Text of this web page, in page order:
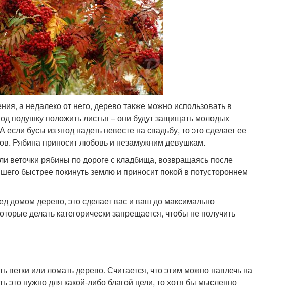
а недалеко от него, дерево также можно использовать в
подушку положить листья – они будут защищать молодых
бусы из ягод надеть невесте на свадьбу, то это сделает ее
Рябина приносит любовь и незамужним девушкам.
веточки рябины по дороге с кладбища, возвращаясь после
быстрее покинуть землю и приносит покой в потустороннем
домом дерево, это сделает вас и ваш до максимально
делать категорически запрещается, чтобы не получить
ветки или ломать дерево. Считается, что этим можно навлечь на
это нужно для какой-либо благой цели, то хотя бы мысленно